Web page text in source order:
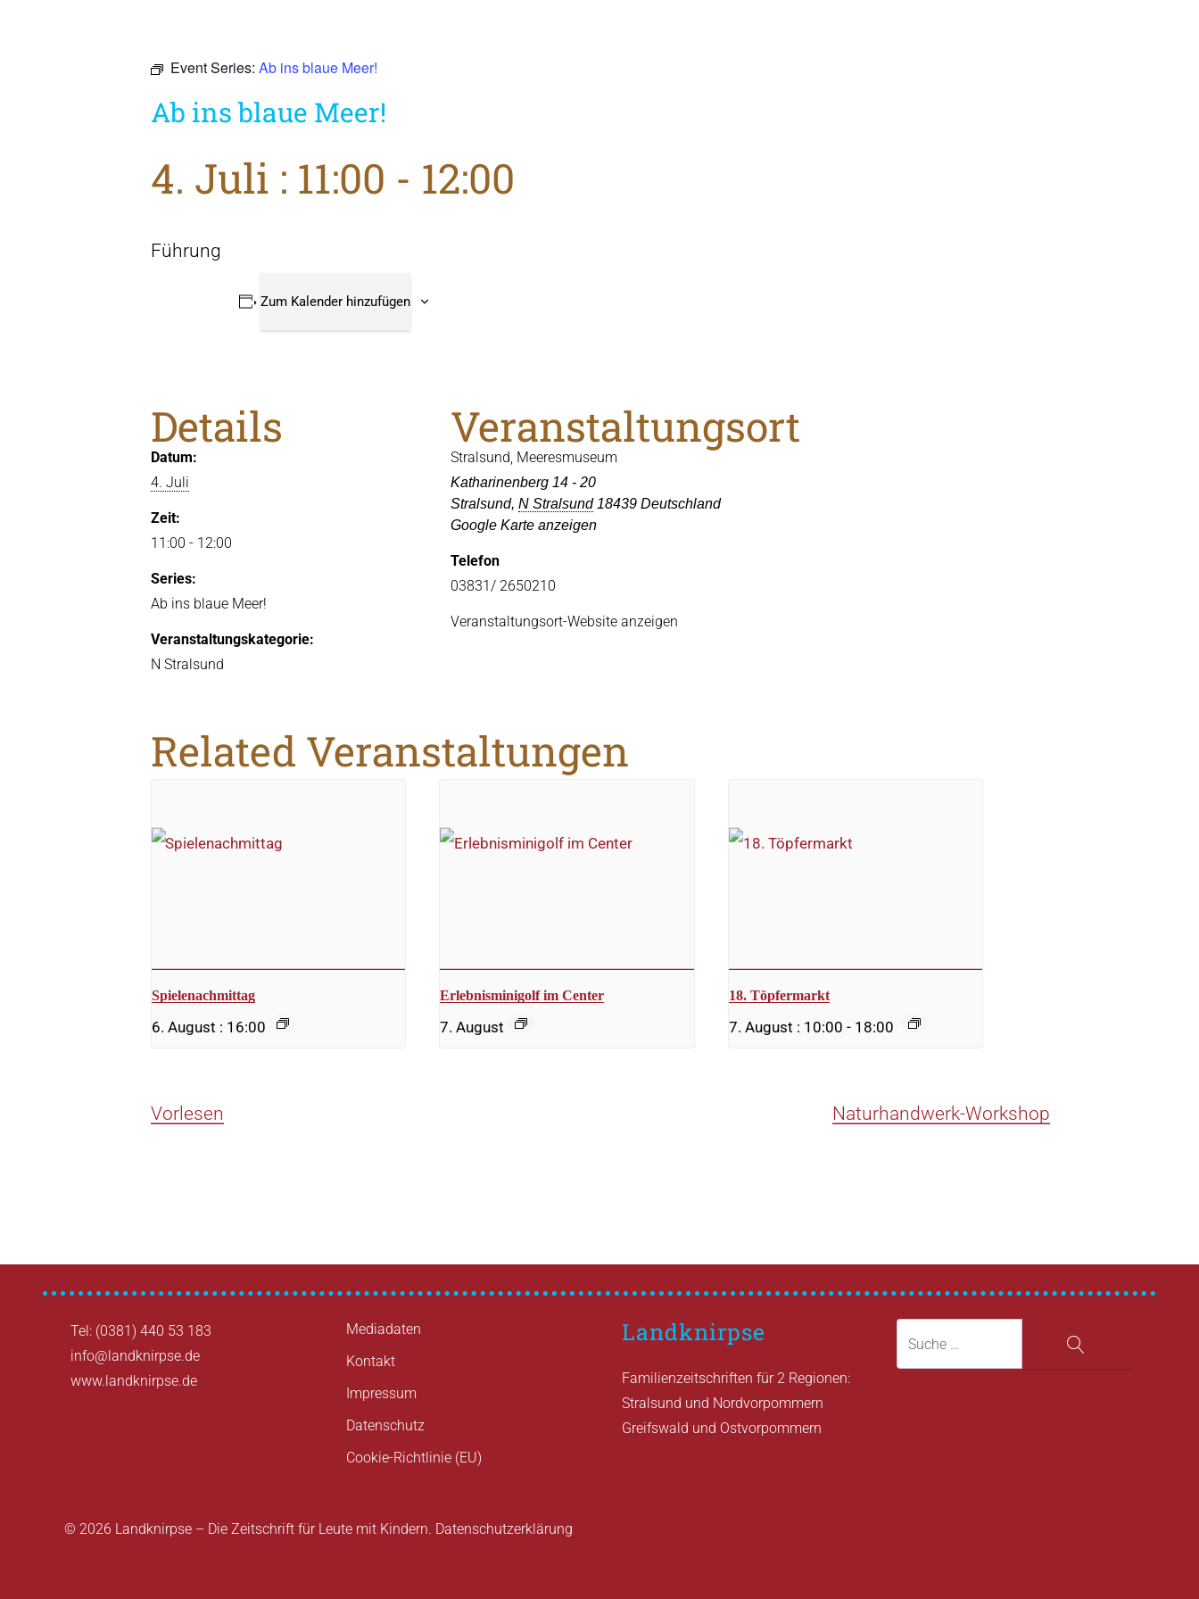
Event Series: Ab ins blaue Meer!
Ab ins blaue Meer!
4. Juli : 11:00 - 12:00
Führung
Zum Kalender hinzufügen
Details
Datum:
4. Juli
Zeit:
11:00 - 12:00
Series:
Ab ins blaue Meer!
Veranstaltungskategorie:
N Stralsund
Veranstaltungsort
Stralsund, Meeresmuseum
Katharinenberg 14 - 20
Stralsund, N Stralsund 18439 Deutschland
Google Karte anzeigen
Telefon
03831/ 2650210
Veranstaltungsort-Website anzeigen
Related Veranstaltungen
Spielenachmittag
6. August : 16:00
Erlebnisminigolf im Center
7. August
18. Töpfermarkt
7. August : 10:00 - 18:00
Vorlesen Naturhandwerk-Workshop
Tel: (0381) 440 53 183
info@landknirpse.de
www.landknirpse.de
Mediadaten
Kontakt
Impressum
Datenschutz
Cookie-Richtlinie (EU)
Landknirpse
Familienzeitschriften für 2 Regionen:
Stralsund und Nordvorpommern
Greifswald und Ostvorpommern
Suche
Suche
© 2026 Landknirpse – Die Zeitschrift für Leute mit Kindern. Datenschutzerklärung